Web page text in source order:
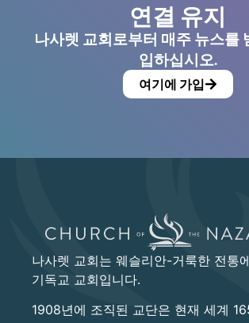
연결 유지
나사렛 교회로부터 매주 뉴스를
입하십시오.
여기에 가입
나사렛 교회는 웨슬리안-거룩한 전통
기독교 교회입니다.
1908년에 조직된 교단은 현재 세계